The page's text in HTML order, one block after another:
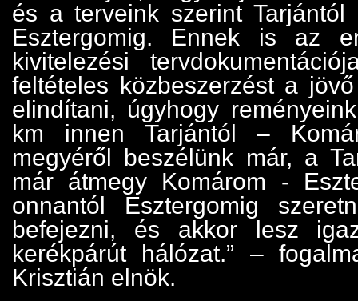
és a terveink szerint Tarjántól
Esztergomig. Ennek is az
kivitelezési
feltételes közbeszerzést a
elindítani, úgyhogy
km innen Tarjántól –
megyéről beszélünk már, a
már átmegy Komárom -
onnantól Esztergomig
befejezni, és akkor lesz
kerékpárút hálózat.” –
Krisztián elnök.